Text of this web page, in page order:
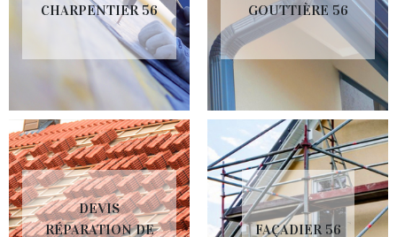
CHARPENTIER 56
GOUTTIÈRE 56
DEVIS
RÉPARATION DE
FAÇADIER 56